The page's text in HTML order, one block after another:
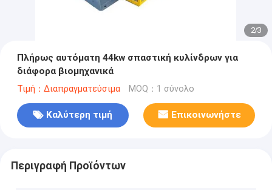
2/3
Πλήρως αυτόματη 44kw σπαστική κυλίνδρων για
διάφορα βιομηχανικά
Τιμή：Διαπραγματεύσιμα MOQ：1 σύνολο
Καλύτερη τιμή Επικοινωνήστε
Περιγραφή Προϊόντων